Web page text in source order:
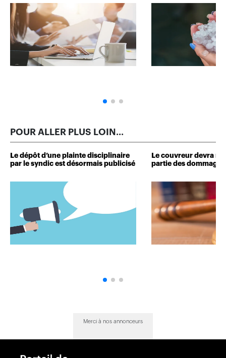
POUR ALLER PLUS LOIN...
Le dépôt d’une plainte disciplinaire
par le syndic est désormais publicisé
Le couvreur devra
partie des dommages
Merci à nos annonceurs